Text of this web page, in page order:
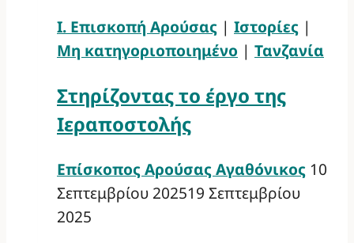
Ι. Επισκοπή Αρούσας | Ιστορίες |
Μη κατηγοριοποιημένο | Τανζανία
Στηρίζοντας το έργο της
Ιεραποστολής
Επίσκοπος Αρούσας Αγαθόνικος 10
Σεπτεμβρίου 202519 Σεπτεμβρίου
2025